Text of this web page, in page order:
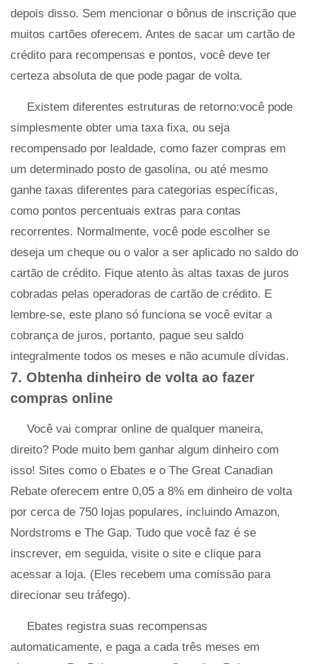
depois disso. Sem mencionar o bônus de inscrição que
muitos cartões oferecem. Antes de sacar um cartão de
crédito para recompensas e pontos, você deve ter
certeza absoluta de que pode pagar de volta.
Existem diferentes estruturas de retorno:você pode
simplesmente obter uma taxa fixa, ou seja
recompensado por lealdade, como fazer compras em
um determinado posto de gasolina, ou até mesmo
ganhe taxas diferentes para categorias específicas,
como pontos percentuais extras para contas
recorrentes. Normalmente, você pode escolher se
deseja um cheque ou o valor a ser aplicado no saldo do
cartão de crédito. Fique atento às altas taxas de juros
cobradas pelas operadoras de cartão de crédito. E
lembre-se, este plano só funciona se você evitar a
cobrança de juros, portanto, pague seu saldo
integralmente todos os meses e não acumule dívidas.
7. Obtenha dinheiro de volta ao fazer
compras online
Você vai comprar online de qualquer maneira,
direito? Pode muito bem ganhar algum dinheiro com
isso! Sites como o Ebates e o The Great Canadian
Rebate oferecem entre 0,05 a 8% em dinheiro de volta
por cerca de 750 lojas populares, incluindo Amazon,
Nordstroms e The Gap. Tudo que você faz é se
inscrever, em seguida, visite o site e clique para
acessar a loja. (Eles recebem uma comissão para
direcionar seu tráfego).
Ebates registra suas recompensas
automaticamente, e paga a cada três meses em